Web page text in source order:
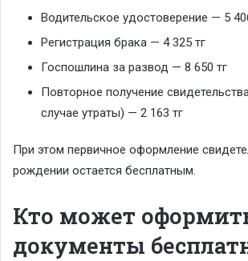
Водительское удостоверение — 5
Регистрация брака — 4 325 тг
Госпошлина за развод — 8 650 тг
Повторное получение
случае утраты) — 2 163 тг
При этом первичное оформление
рождении остается бесплатным.
Кто может
документы